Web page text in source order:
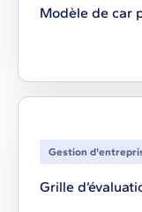
Modèle de car
Gestion
Grille